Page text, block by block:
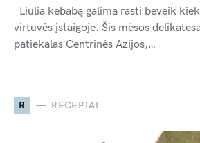
Liulia kebabą galima rasti beveik
virtuvės įstaigoje. Šis mėsos
patiekalas Centrinės Azijos,…
R RECEPTAI